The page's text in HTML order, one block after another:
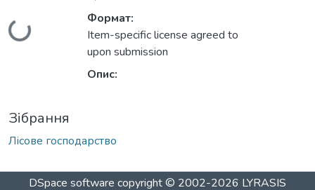
Вантажиться...
Формат:
Item-specific license agreed to
upon submission
Опис:
Зібрання
Лісове господарство
DSpace software copyright © 2002-2026 LYRASIS